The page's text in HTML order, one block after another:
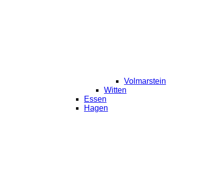
Volmarstein
Witten
Essen
Hagen